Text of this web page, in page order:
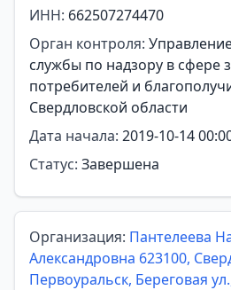
ИНН: 662507274470
Орган контроля:
службы по надзору в сфере
потребителей и
Свердловской области
Дата начала: 2019-10-14
Статус: Завершена
Организация: Пантелеева
Александровна 623100,
Первоуральск, Береговая